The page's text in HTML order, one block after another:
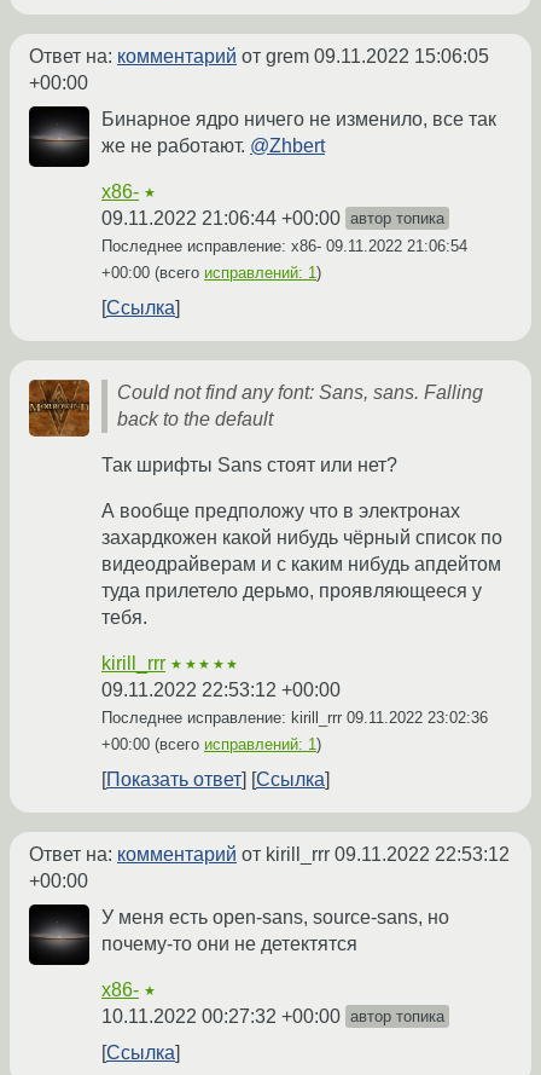
Ответ на: комментарий от grem 09.11.2022 15:06:05
+00:00
Бинарное ядро ничего не изменило, все так
же не работают. @Zhbert
x86- ★
09.11.2022 21:06:44 +00:00 автор топика
Последнее исправление: x86- 09.11.2022 21:06:54
+00:00 (всего исправлений: 1)
Ссылка
Could not find any font: Sans, sans. Falling
back to the default
Так шрифты Sans стоят или нет?
А вообще предположу что в электронах
захардкожен какой нибудь чёрный список по
видеодрайверам и с каким нибудь апдейтом
туда прилетело дерьмо, проявляющееся у
тебя.
kirill_rrr ★★★★★
09.11.2022 22:53:12 +00:00
Последнее исправление: kirill_rrr 09.11.2022 23:02:36
+00:00 (всего исправлений: 1)
Показать ответ Ссылка
Ответ на: комментарий от kirill_rrr 09.11.2022 22:53:12
+00:00
У меня есть open-sans, source-sans, но
почему-то они не детектятся
x86- ★
10.11.2022 00:27:32 +00:00 автор топика
Ссылка